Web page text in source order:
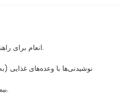
. انعام برای راهنما، راننده، کارکنان هتل و غیره.
. بیمه مسافرتی و خدمات پزشکی.